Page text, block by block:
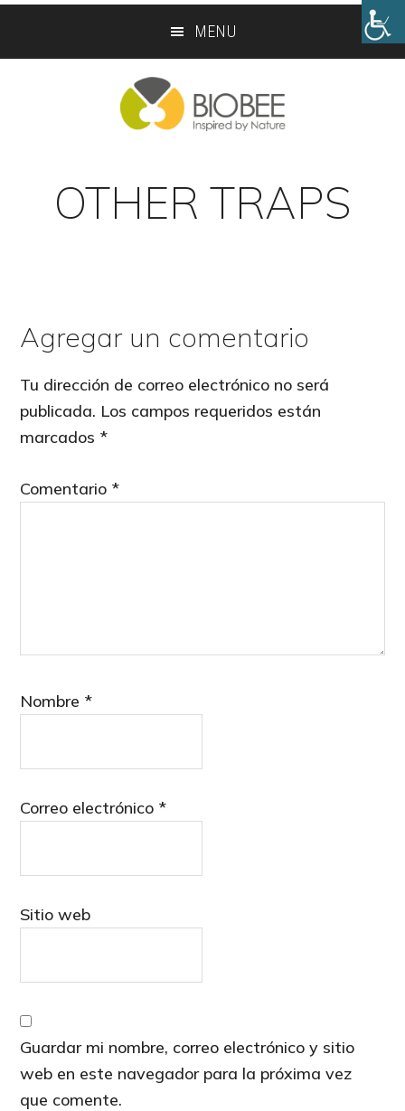
MENU
OTHER TRAPS
Reader
Interactions
Agregar un comentario
Tu dirección de correo electrónico no será
publicada. Los campos requeridos están
marcados *
Comentario *
Nombre *
Correo electrónico *
Sitio web
Guardar mi nombre, correo electrónico y sitio
web en este navegador para la próxima vez
que comente.